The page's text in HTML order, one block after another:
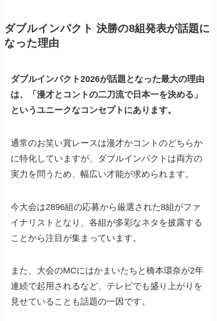
ダブルインパクト 決勝の8組発表が話題に
なった理由
ダブルインパクト2026が話題となった最大の理由
は、「漫才とコントの二刀流で日本一を決める」
というユニークなコンセプトにあります。
通常のお笑い賞レースは漫才かコントのどちらか
に特化していますが、ダブルインパクトは両方の
実力を問うため、幅広い才能が求められます。
今大会は2896組の応募から厳選された8組がファ
イナリストとなり、各組が多彩なネタを披露する
ことから注目が集まっています。
また、大会のMCにはかまいたちと橋本環奈が2年
連続で起用されるなど、テレビでも盛り上がりを
見せていることも話題の一因です。